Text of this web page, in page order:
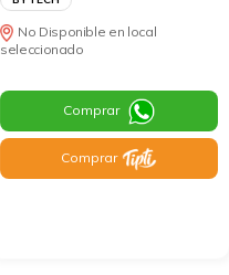
No Disponible en local
seleccionado
Comprar
Comprar